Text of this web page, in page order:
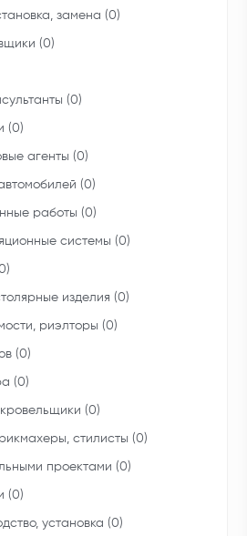
замена (0)
(0)
(0)
(0)
агенты (0)
(0)
работы (0)
системы (0)
изделия (0)
риэлторы (0)
(0)
(0)
(0)
стилисты (0)
проектами (0)
(0)
установка (0)